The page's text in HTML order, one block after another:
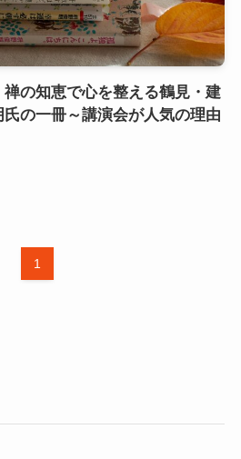
の知恵で心を整える鶴見・建
の一冊～講演会が人気の理由
1